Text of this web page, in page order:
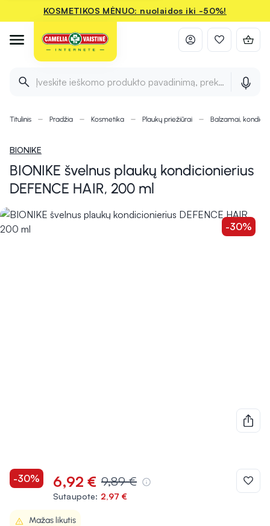
KOSMETIKOS MĖNUO: nuolaidos iki -50%!
Įveskite ieškomo produkto pavadinimą, prekės ženklą ir
Titulinis Pradžia Kosmetika Plaukų priežiūrai Balzamai,
BIONIKE
BIONIKE švelnus plaukų kondicionierius
DEFENCE HAIR, 200 ml
-30%
Mažas likutis
-30% 6,92 € 9,89 €
Sutaupote: 2,97 €